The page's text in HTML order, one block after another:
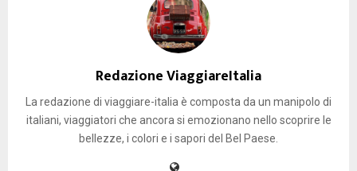
Redazione ViaggiareItalia
La redazione di viaggiare-italia è composta da un manipolo di
italiani, viaggiatori che ancora si emozionano nello scoprire le
bellezze, i colori e i sapori del Bel Paese.